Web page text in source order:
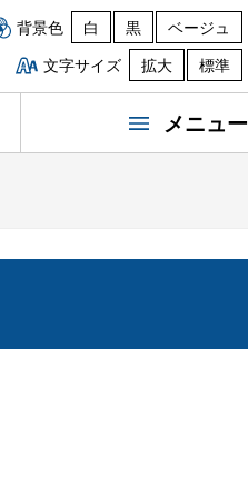
背景色 白 黒
ベージュ
文字サイズ
拡大 標準
メニュー